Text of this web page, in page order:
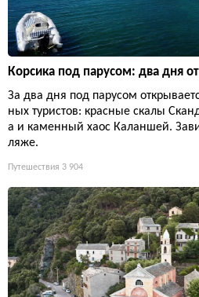
Корсика под парусом: два дня
За два дня под парусом
ных туристов: красные скалы
а и каменный хаос Каланшей.
ляже.
Путешествия 3 904